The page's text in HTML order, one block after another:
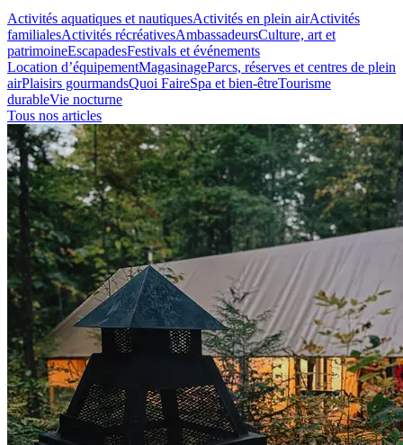
Activités aquatiques et nautiquesActivités en plein airActivités
familialesActivités récréativesAmbassadeursCulture, art et
patrimoineEscapadesFestivals et événements
Location d’équipementMagasinageParcs, réserves et centres de plein
airPlaisirs gourmandsQuoi FaireSpa et bien-êtreTourisme
durableVie nocturne
Tous nos articles